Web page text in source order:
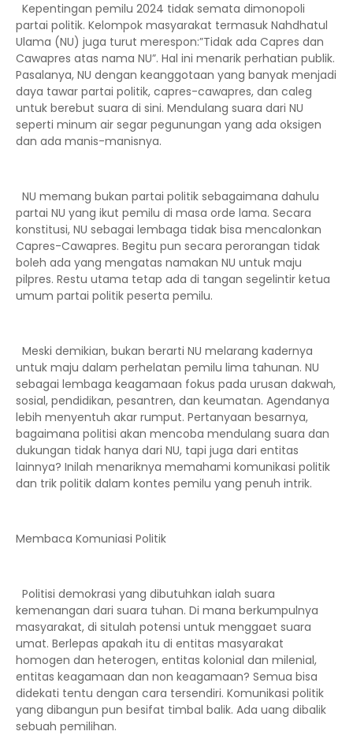
Kepentingan pemilu 2024 tidak semata dimonopoli
partai politik. Kelompok masyarakat termasuk Nahdhatul
Ulama (NU) juga turut merespon:”Tidak ada Capres dan
Cawapres atas nama NU”. Hal ini menarik perhatian publik.
Pasalanya, NU dengan keanggotaan yang banyak menjadi
daya tawar partai politik, capres-cawapres, dan caleg
untuk berebut suara di sini. Mendulang suara dari NU
seperti minum air segar pegunungan yang ada oksigen
dan ada manis-manisnya.
NU memang bukan partai politik sebagaimana dahulu
partai NU yang ikut pemilu di masa orde lama. Secara
konstitusi, NU sebagai lembaga tidak bisa mencalonkan
Capres-Cawapres. Begitu pun secara perorangan tidak
boleh ada yang mengatas namakan NU untuk maju
pilpres. Restu utama tetap ada di tangan segelintir ketua
umum partai politik peserta pemilu.
Meski demikian, bukan berarti NU melarang kadernya
untuk maju dalam perhelatan pemilu lima tahunan. NU
sebagai lembaga keagamaan fokus pada urusan dakwah,
sosial, pendidikan, pesantren, dan keumatan. Agendanya
lebih menyentuh akar rumput. Pertanyaan besarnya,
bagaimana politisi akan mencoba mendulang suara dan
dukungan tidak hanya dari NU, tapi juga dari entitas
lainnya? Inilah menariknya memahami komunikasi politik
dan trik politik dalam kontes pemilu yang penuh intrik.
Membaca Komuniasi Politik
Politisi demokrasi yang dibutuhkan ialah suara
kemenangan dari suara tuhan. Di mana berkumpulnya
masyarakat, di situlah potensi untuk menggaet suara
umat. Berlepas apakah itu di entitas masyarakat
homogen dan heterogen, entitas kolonial dan milenial,
entitas keagamaan dan non keagamaan? Semua bisa
didekati tentu dengan cara tersendiri. Komunikasi politik
yang dibangun pun besifat timbal balik. Ada uang dibalik
sebuah pemilihan.